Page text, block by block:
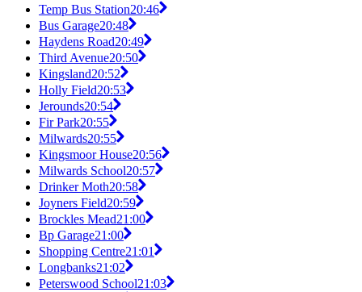
Temp Bus Station20:46
Bus Garage20:48
Haydens Road20:49
Third Avenue20:50
Kingsland20:52
Holly Field20:53
Jerounds20:54
Fir Park20:55
Milwards20:55
Kingsmoor House20:56
Milwards School20:57
Drinker Moth20:58
Joyners Field20:59
Brockles Mead21:00
Bp Garage21:00
Shopping Centre21:01
Longbanks21:02
Peterswood School21:03